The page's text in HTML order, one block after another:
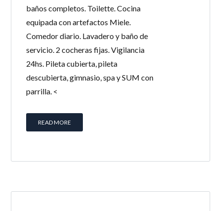
baños completos. Toilette. Cocina
equipada con artefactos Miele.
Comedor diario. Lavadero y baño de
servicio. 2 cocheras fijas. Vigilancia
24hs. Pileta cubierta, pileta
descubierta, gimnasio, spa y SUM con
parrilla. <
READ MORE